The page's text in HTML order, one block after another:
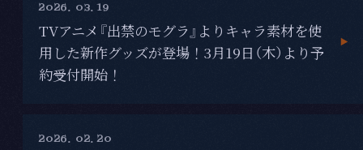
2026. 03. 19
TVアニメ『出禁のモグラ』よりキャラ素材を使
用した新作グッズが登場！3月19日（木）より予
約受付開始！
2026. 02. 20